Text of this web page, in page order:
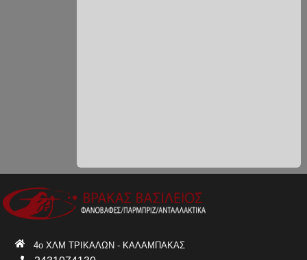
4ο ΧΛΜ ΤΡΙΚΑΛΩΝ - ΚΑΛΑΜΠΑΚΑΣ